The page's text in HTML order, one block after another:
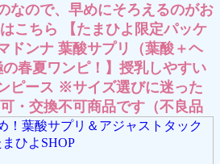
なので、早めにそろえるのがお
こちら 【たまひよ限定パッケ
ドンナ 葉酸サプリ（葉酸＋ヘ
春夏ワンピ！】授乳しやすい
ピース ※サイズ選びに迷った
・交換不可商品です（不良品